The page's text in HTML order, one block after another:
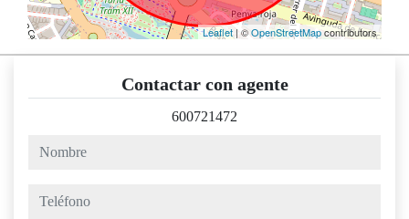
Leaflet| ©OpenStreetMapcontributors
Contactar con agente
600721472
nombre
teléfono